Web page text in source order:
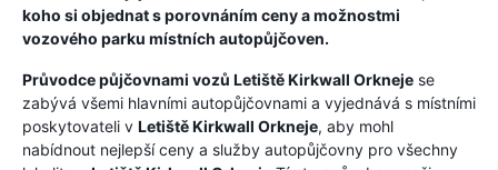
koho si objednat s porovnáním ceny a možnostmi
vozového parku místních autopůjčoven.
Průvodce půjčovnami vozů Letiště Kirkwall Orkneje se
zabývá všemi hlavními autopůjčovnami a vyjednává s místními
poskytovateli v Letiště Kirkwall Orkneje, aby mohl
nabídnout nejlepší ceny a služby autopůjčovny pro všechny